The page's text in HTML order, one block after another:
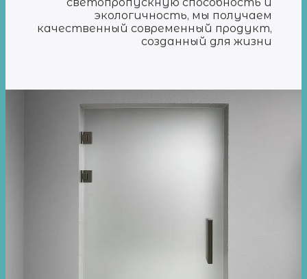
экологичность, мы получаем
качественный современный продукт,
созданный для жизни